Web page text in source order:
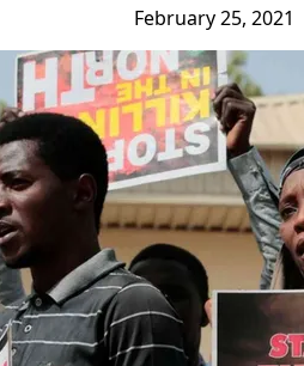
February 25, 2021